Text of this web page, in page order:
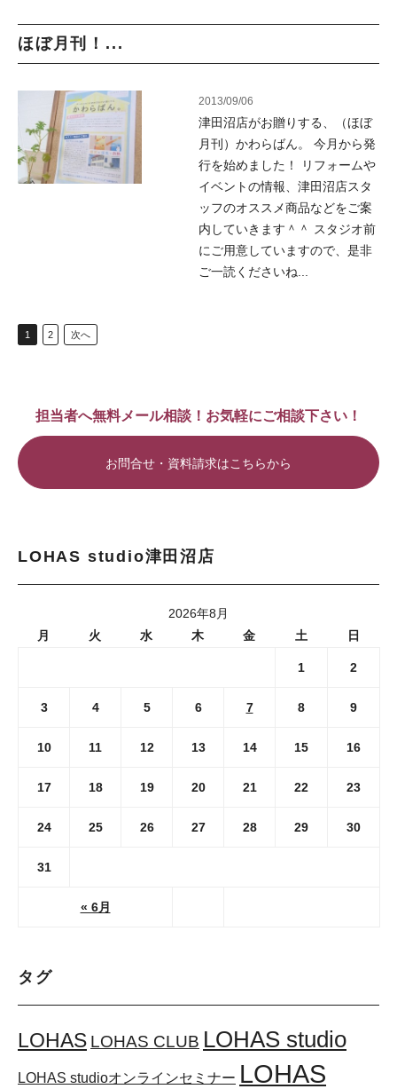
ほぼ月刊！...
2013/09/06
津田沼店がお贈りする、（ほぼ
月刊）かわらばん。 今月から発
行を始めました！ リフォームや
イベントの情報、津田沼店スタ
ッフのオススメ商品などをご案
内していきます＾＾ スタジオ前
にご用意していますので、是非
ご一読くださいね...
1 2 次へ
担当者へ無料メール相談！お気軽にご相談下さい！
お問合せ・資料請求はこちらから
LOHAS studio津田沼店
2026年8月
月
火 水 木 金 土 日
« 6月
1 2
3 4 5 6 7 8 9
10 11 12 13 14 15 16
17 18 19 20 21 22 23
24 25 26 27 28 29 30
31
タグ
LOHAS LOHAS CLUB LOHAS studio
LOHAS studioオンラインセミナー LOHAS